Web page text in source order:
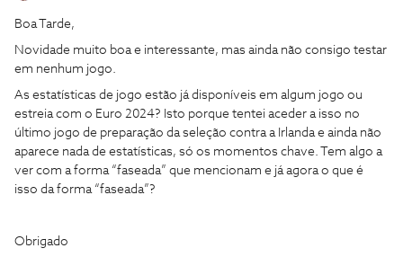
Boa Tarde,
Novidade muito boa e interessante, mas ainda não consigo testar
em nenhum jogo.
As estatísticas de jogo estão já disponíveis em algum jogo ou
estreia com o Euro 2024? Isto porque tentei aceder a isso no
último jogo de preparação da seleção contra a Irlanda e ainda não
aparece nada de estatísticas, só os momentos chave. Tem algo a
ver com a forma “faseada” que mencionam e já agora o que é
isso da forma “faseada”?
Obrigado